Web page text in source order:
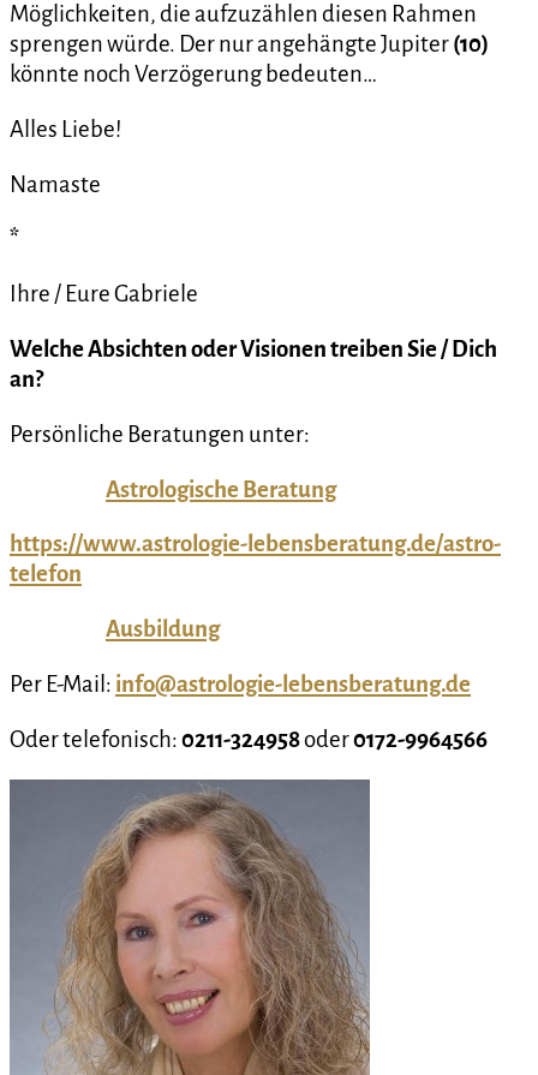
Möglichkeiten, die aufzuzählen diesen Rahmen
sprengen würde. Der nur angehängte Jupiter(10)
könnte noch Verzögerung bedeuten…
Alles Liebe!
Namaste
*
Ihre / Eure Gabriele
WelcheAbsichten oder Visionen treiben Sie / Dich
an?
Persönliche Beratungen unter:
Astrologische Beratung
https://www.astrologie-lebensberatung.de/astro-
telefon
Ausbildung
Per E-Mail: info@astrologie-lebensberatung.de
Oder telefonisch:0211-324958oder0172-9964566